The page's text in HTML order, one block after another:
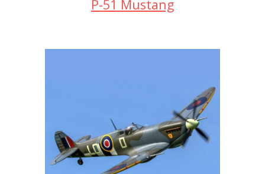
P-51 Mustang